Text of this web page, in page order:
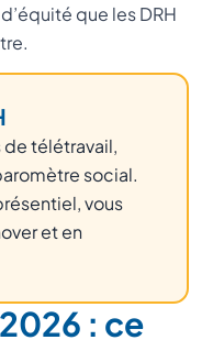
que les DRH
de télétravail,
social.
vous
et en
: ce